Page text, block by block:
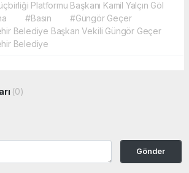
Platformu Başkanı Kamil Yalçın Göl
#Basın
#Güngör Geçer
Belediye Başkan Vekili Güngör Geçer
Belediye
(0)
Gönder